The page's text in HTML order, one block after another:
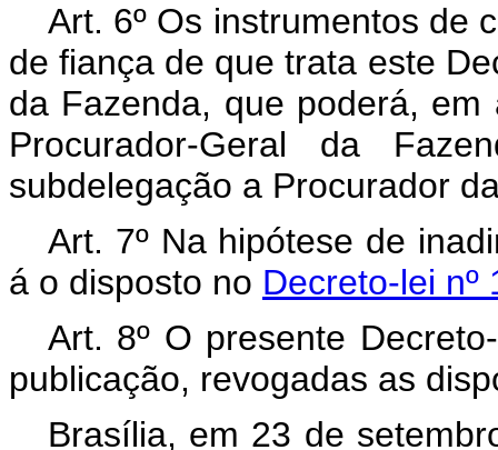
Art. 6º Os instrumentos de
de fiança de que trata este
da Fazenda, que poderá,
Procurador-Geral da
subdelegação a Procurador
Art. 7º Na hipótese de
á o disposto no Decreto-lei
Art. 8º O presente
publicação, revogadas as
Brasília, em 23 de